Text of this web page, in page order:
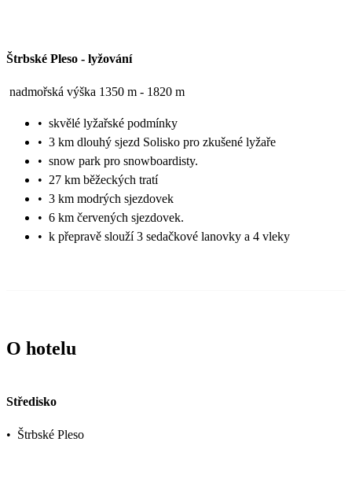
Štrbské Pleso - lyžování
nadmořská výška 1350 m - 1820 m
• skvělé lyžařské podmínky
• 3 km dlouhý sjezd Solisko pro zkušené lyžaře
• snow park pro snowboardisty.
• 27 km běžeckých tratí
• 3 km modrých sjezdovek
• 6 km červených sjezdovek.
• k přepravě slouží 3 sedačkové lanovky a 4 vleky
O hotelu
Středisko
• Štrbské Pleso